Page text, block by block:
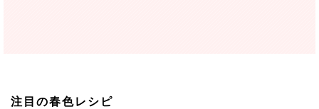
注目の春色レシピ